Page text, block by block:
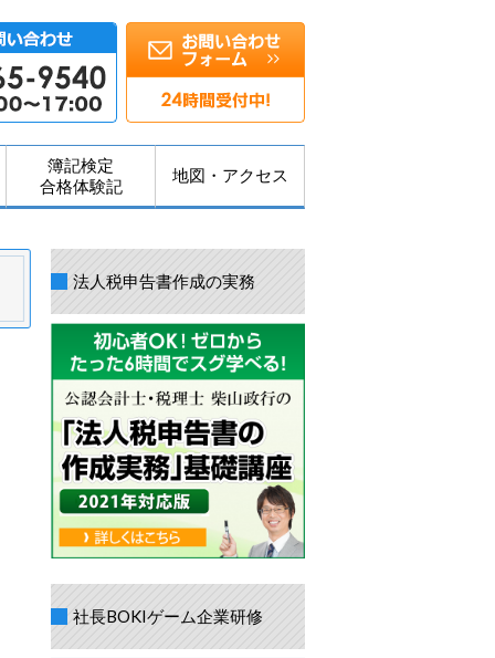
簿記検定
合格体験記
地図・アクセス
法人税申告書作成の実務
社長BOKIゲーム企業研修